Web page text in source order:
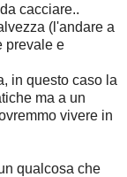
cacciare..
(l'andare a
prevale e
in questo caso la
ma a un
vivere in
qualcosa che